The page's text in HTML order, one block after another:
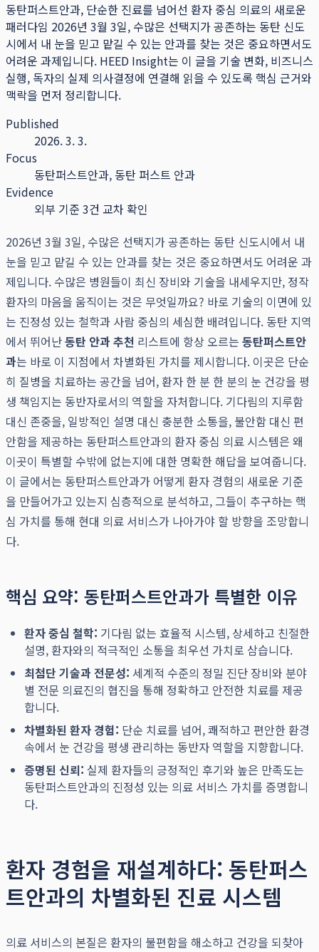
동탄퍼스트안과, 단순한 진료를 넘어선 환자 중심 의료의 새로운
패러다임 2026년 3월 3일, 수많은 선택지가 공존하는 동탄 신도
시에서 내 눈을 믿고 맡길 수 있는 안과를 찾는 것은 중요하면서도
어려운 과제입니다. HEED Insight는 이 글을 기술 변화, 비즈니스
실행, 독자의 실제 의사결정에 연결해 읽을 수 있도록 핵심 근거와
맥락을 먼저 정리합니다.
Published
2026. 3. 3.
Focus
동탄퍼스트안과, 동탄 퍼스트 안과
Evidence
외부 기준 3건 교차 확인
2026년 3월 3일, 수많은 선택지가 공존하는 동탄 신도시에서 내
눈을 믿고 맡길 수 있는 안과를 찾는 것은 중요하면서도 어려운 과
제입니다. 수많은 병원들이 최신 장비와 기술을 내세우지만, 정작
환자의 마음을 움직이는 것은 무엇일까요? 바로 기술의 이면에 있
는 진정성 있는 철학과 사람 중심의 세심한 배려입니다. 동탄 지역
에서 뛰어난동탄 안과 추천 리스트에 항상 오르는 동탄퍼스트안
과는 바로 이 지점에서 차별화된 가치를 제시합니다. 이곳은 단순
히 질병을 치료하는 공간을 넘어, 환자 한 분 한 분의 눈 건강을 평
생 책임지는 동반자로서의 역할을 자처합니다. 기다림의 지루함
대신 존중을, 일방적인 설명 대신 충분한 소통을, 불안함 대신 편
안함을 제공하는 동탄퍼스트안과의 환자 중심 의료 시스템은 왜
이곳이 특별할 수밖에 없는지에 대한 명확한 해답을 보여줍니다.
이 글에서는 동탄퍼스트안과가 어떻게 환자 경험의 새로운 기준
을 만들어가고 있는지 심층적으로 분석하고, 그들이 추구하는 핵
심 가치를 통해 현대 의료 서비스가 나아가야 할 방향을 조망합니
다.
핵심 요약: 동탄퍼스트안과가 특별한 이유
환자 중심 철학: 기다림 없는 효율적 시스템, 상세하고 친절한
설명, 환자와의 적극적인 소통을 최우선 가치로 삼습니다.
최첨단 기술과 전문성: 세계적 수준의 정밀 진단 장비와 분야
별 전문 의료진의 협진을 통해 정확하고 안전한 치료를 제공
합니다.
차별화된 환자 경험: 단순 치료를 넘어, 쾌적하고 편안한 환경
속에서 눈 건강을 평생 관리하는 동반자 역할을 지향합니다.
증명된 신뢰: 실제 환자들의 긍정적인 후기와 높은 만족도는
동탄퍼스트안과의 진정성 있는 의료 서비스 가치를 증명합니
다.
환자 경험을 재설계하다: 동탄퍼스
트안과의 차별화된 진료 시스템
의료 서비스의 본질은 환자의 불편함을 해소하고 건강을 되찾아